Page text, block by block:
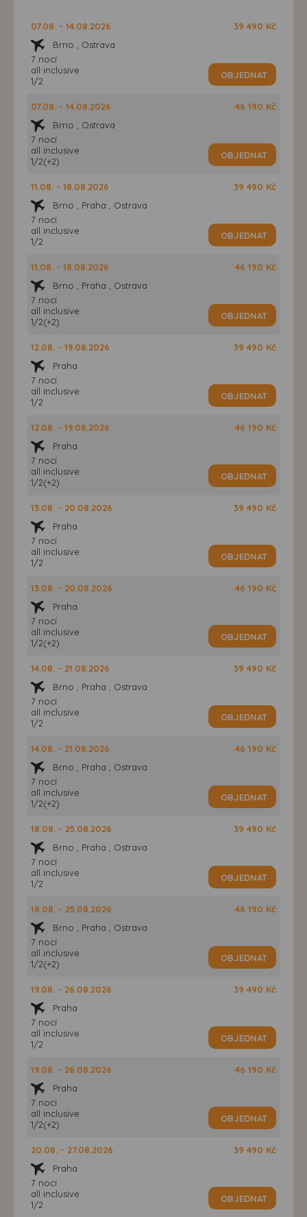
07.08. - 14.08.2026
Brno , Ostrava
7 nocí
all inclusive
1/2
39 490 Kč
OBJEDNAT
07.08. - 14.08.2026
Brno , Ostrava
7 nocí
all inclusive
1/2(+2)
46 190 Kč
OBJEDNAT
11.08. - 18.08.2026
Brno , Praha , Ostrava
7 nocí
all inclusive
1/2
39 490 Kč
OBJEDNAT
11.08. - 18.08.2026
Brno , Praha , Ostrava
7 nocí
all inclusive
1/2(+2)
46 190 Kč
OBJEDNAT
12.08. - 19.08.2026
Praha
7 nocí
all inclusive
1/2
39 490 Kč
OBJEDNAT
12.08. - 19.08.2026
Praha
7 nocí
all inclusive
1/2(+2)
46 190 Kč
OBJEDNAT
13.08. - 20.08.2026
Praha
7 nocí
all inclusive
1/2
39 490 Kč
OBJEDNAT
13.08. - 20.08.2026
Praha
7 nocí
all inclusive
1/2(+2)
46 190 Kč
OBJEDNAT
14.08. - 21.08.2026
Brno , Praha , Ostrava
7 nocí
all inclusive
1/2
39 490 Kč
OBJEDNAT
14.08. - 21.08.2026
Brno , Praha , Ostrava
7 nocí
all inclusive
1/2(+2)
46 190 Kč
OBJEDNAT
18.08. - 25.08.2026
Brno , Praha , Ostrava
7 nocí
all inclusive
1/2
39 490 Kč
OBJEDNAT
18.08. - 25.08.2026
Brno , Praha , Ostrava
7 nocí
all inclusive
1/2(+2)
46 190 Kč
OBJEDNAT
19.08. - 26.08.2026
Praha
7 nocí
all inclusive
1/2
39 490 Kč
OBJEDNAT
19.08. - 26.08.2026
Praha
7 nocí
all inclusive
1/2(+2)
46 190 Kč
OBJEDNAT
20.08. - 27.08.2026
Praha
7 nocí
all inclusive
1/2
39 490 Kč
OBJEDNAT